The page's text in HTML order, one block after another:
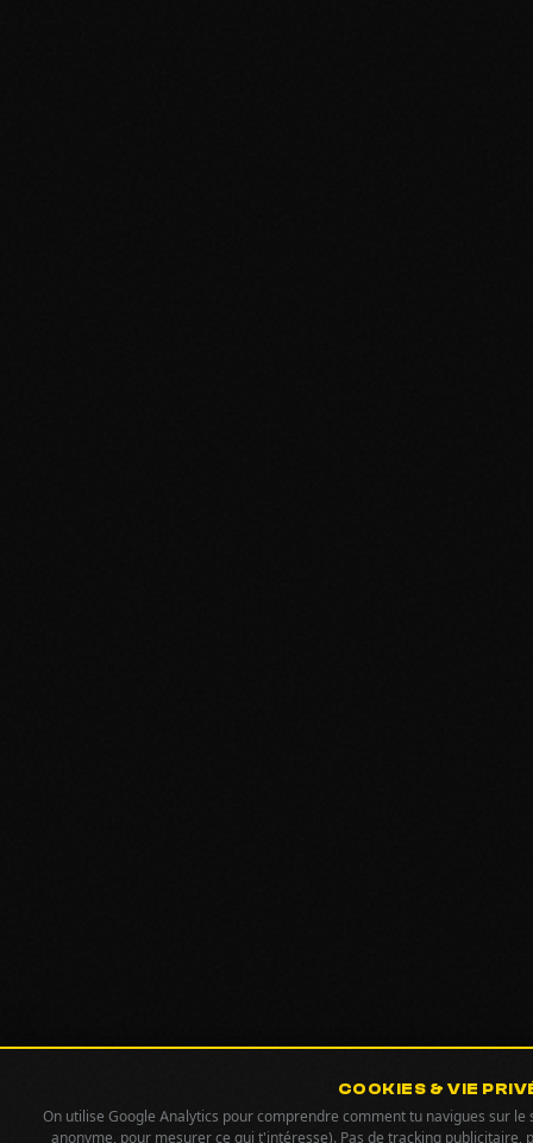
COOKIES & VIE
On utilise Google Analytics pour comprendre comment tu navigues sur
anonyme, pour mesurer ce qui t'intéresse). Pas de tracking publicitaire,